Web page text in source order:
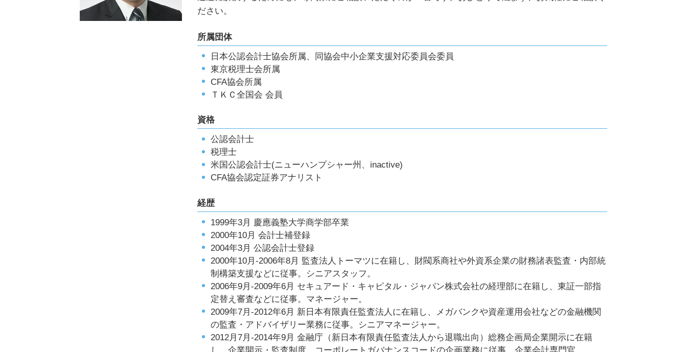
相続税 2割加算
相続 権利
ださい。
所属団体
日本公認会計士協会所属、同協会中小企業支援対応委員会委員
東京税理士会所属
CFA協会所属
ＴＫＣ全国会 会員
資格
公認会計士
税理士
米国公認会計士(ニューハンプシャー州、inactive)
CFA協会認定証券アナリスト
経歴
1999年3月 慶應義塾大学商学部卒業
2000年10月 会計士補登録
2004年3月 公認会計士登録
2000年10月-2006年8月 監査法人トーマツに在籍し、財閥系商社や外資系企業の財務諸表監査・内部統
制構築支援などに従事。シニアスタッフ。
2006年9月-2009年6月 セキュアード・キャピタル・ジャパン株式会社の経理部に在籍し、東証一部指
定替え審査などに従事。マネージャー。
2009年7月-2012年6月 新日本有限責任監査法人に在籍し、メガバンクや資産運用会社などの金融機関
の監査・アドバイザリー業務に従事。シニアマネージャー。
2012月7月-2014年9月 金融庁（新日本有限責任監査法人から退職出向）総務企画局企業開示に在籍